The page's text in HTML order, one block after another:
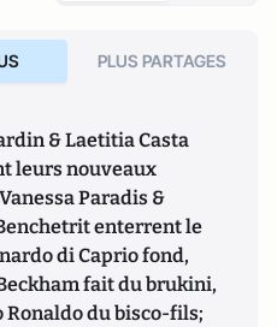
PLUS PARTAGES
& Laetitia Casta
leurs nouveaux
Paradis &
enterrent le
di Caprio fond,
fait du brukini,
Ronaldo du bisco-fils;